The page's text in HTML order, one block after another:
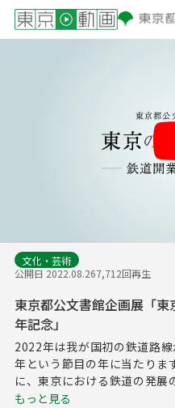
文化・芸術
公開日 2022.08.267,712回再生
東京都公文書館企画展「
年記念」
2022年は我が国初の鉄道路
年という節目の年に当たりま
に、東京における鉄道の発展
もっと見る